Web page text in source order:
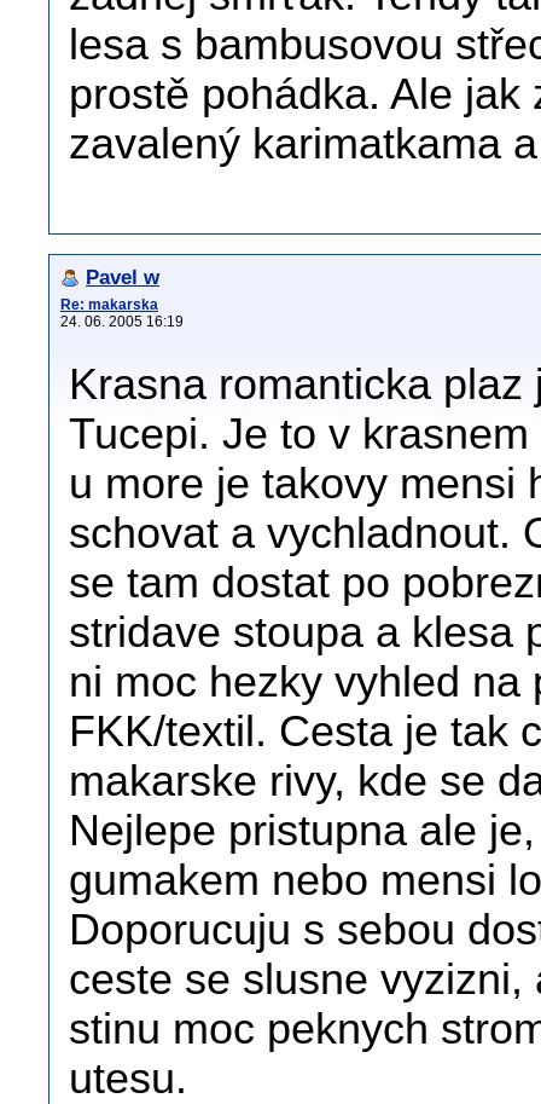
lesa s bambusovou
prostě pohádka. Ale
zavalený karimatkama
Pavel w
Re: makarska
24. 06. 2005 16:19
Krasna romanticka
Tucepi. Je to v
u more je takovy mensi
schovat a vychladnout.
se tam dostat po
stridave stoupa a klesa
ni moc hezky vyhled na
FKK/textil. Cesta je tak
makarske rivy, kde se
Nejlepe pristupna ale
gumakem nebo mensi
Doporucuju s sebou
ceste se slusne
stinu moc peknych
utesu.